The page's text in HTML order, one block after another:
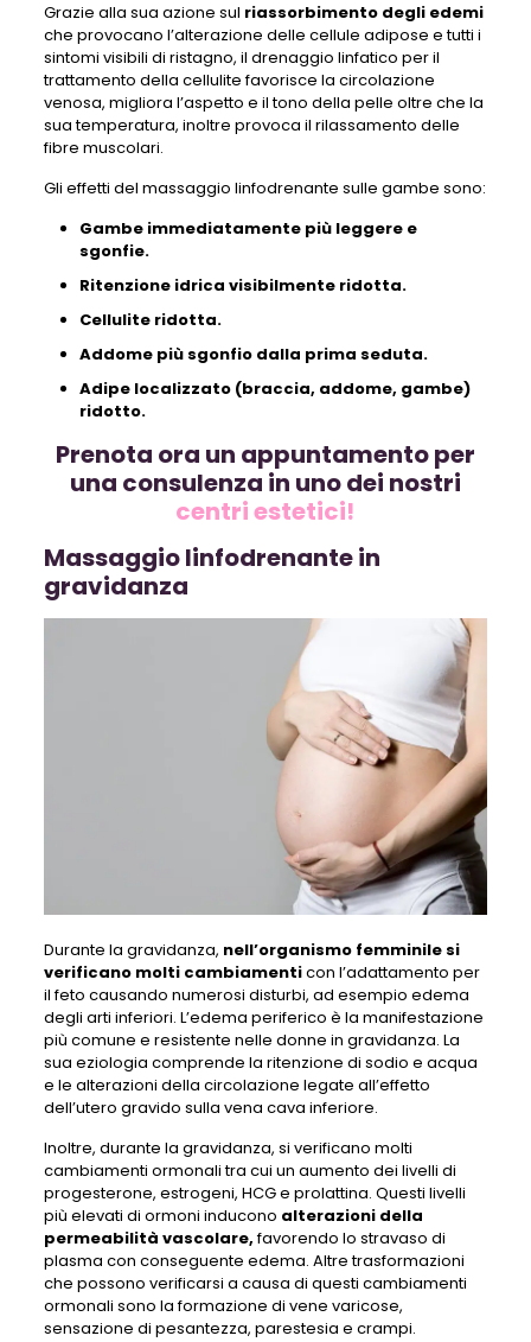
Grazie alla sua azione sul riassorbimento degli edemi
che provocano l’alterazione delle cellule adipose e tutti i
sintomi visibili di ristagno, il drenaggio linfatico per il
trattamento della cellulite favorisce la circolazione
venosa, migliora l’aspetto e il tono della pelle oltre che la
sua temperatura, inoltre provoca il rilassamento delle
fibre muscolari.
Gli effetti del massaggio linfodrenante sulle gambe sono:
Gambe immediatamente più leggere e
sgonfie.
Ritenzione idrica visibilmente ridotta.
Cellulite ridotta.
Addome più sgonfio dalla prima seduta.
Adipe localizzato (braccia, addome, gambe)
ridotto.
Prenota ora un appuntamento per
una consulenza in uno dei nostri
centri estetici!
Massaggio linfodrenante in
gravidanza
Durante la gravidanza, nell’organismo femminile si
verificano molti cambiamenticon l’adattamento per
il feto causando numerosi disturbi, ad esempio edema
degli arti inferiori. L’edema periferico è la manifestazione
più comune e resistente nelle donne in gravidanza. La
sua eziologia comprende la ritenzione di sodio e acqua
e le alterazioni della circolazione legate all’effetto
dell’utero gravido sulla vena cava inferiore.
Inoltre, durante la gravidanza, si verificano molti
cambiamenti ormonali tra cui un aumento dei livelli di
progesterone, estrogeni, HCG e prolattina. Questi livelli
più elevati di ormoni inducono alterazioni della
permeabilità vascolare,favorendo lo stravaso di
plasma con conseguente edema. Altre trasformazioni
che possono verificarsi a causa di questi cambiamenti
ormonali sono la formazione di vene varicose,
sensazione di pesantezza, parestesia e crampi.